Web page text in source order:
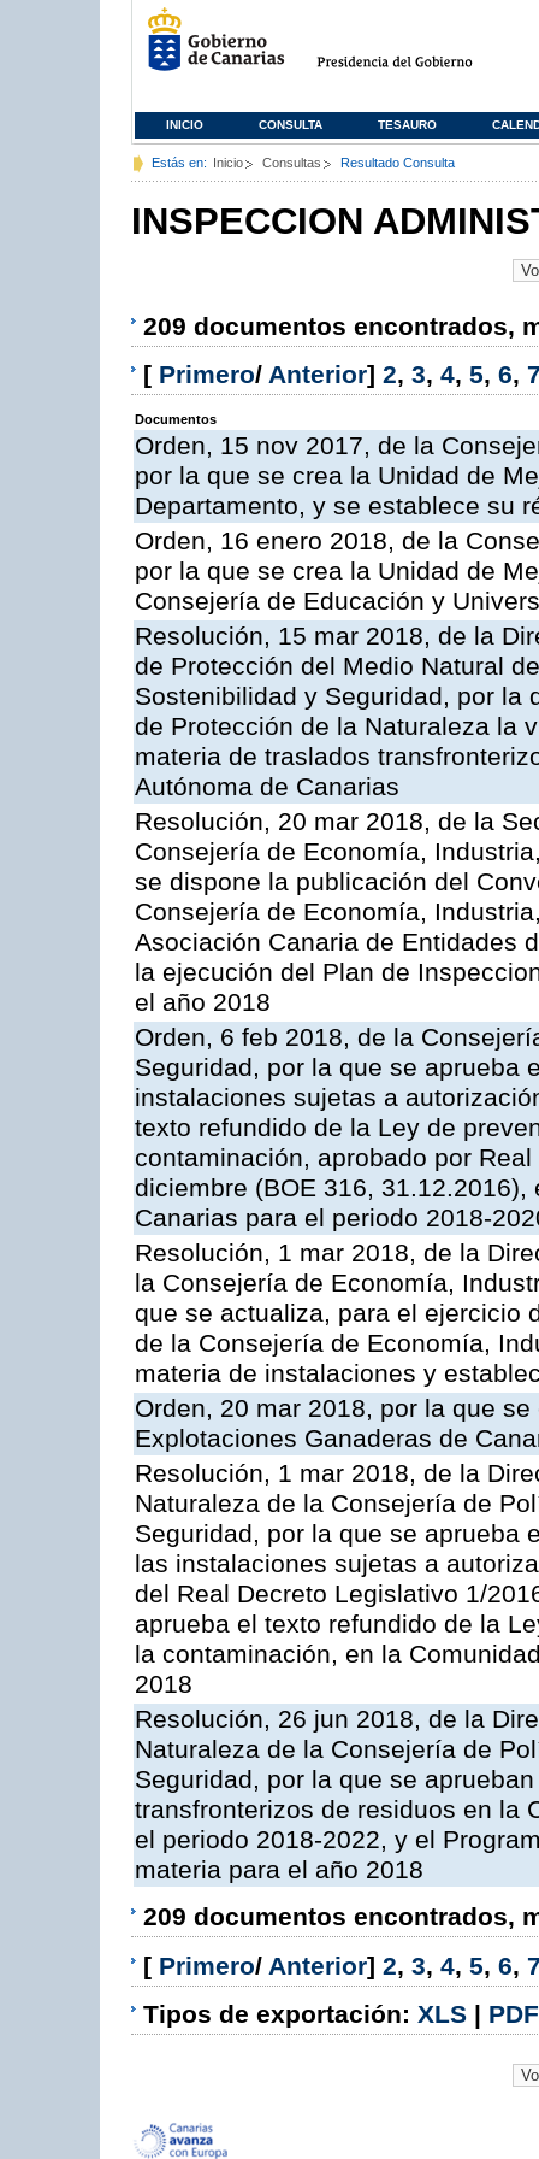
INICIO CONSULTA TESAURO
Estás en: Inicio Consultas Resultado Consulta
INSPECCION
209 documentos encontrados,
[ Primero/ Anterior] 2, 3, 4, 5, 6,
Documentos
Orden, 15 nov 2017, de la
por la que se crea la Unidad de
Departamento, y se establece su
Orden, 16 enero 2018, de la
por la que se crea la Unidad de
Consejería de Educación y
Resolución, 15 mar 2018, de la
de Protección del Medio Natural
Sostenibilidad y Seguridad, por la
de Protección de la Naturaleza la
materia de traslados
Autónoma de Canarias
Resolución, 20 mar 2018, de la
Consejería de Economía,
se dispone la publicación del
Consejería de Economía,
Asociación Canaria de Entidades
la ejecución del Plan de
el año 2018
Orden, 6 feb 2018, de la
Seguridad, por la que se aprueba
instalaciones sujetas a
texto refundido de la Ley de
contaminación, aprobado por
diciembre (BOE 316,
Canarias para el periodo 2018-
Resolución, 1 mar 2018, de la
la Consejería de Economía,
que se actualiza, para el ejercicio
de la Consejería de Economía,
materia de instalaciones y
Orden, 20 mar 2018, por la que
Explotaciones Ganaderas de
Resolución, 1 mar 2018, de la
Naturaleza de la Consejería de
Seguridad, por la que se aprueba
las instalaciones sujetas a
del Real Decreto Legislativo 1/
aprueba el texto refundido de la
la contaminación, en la
2018
Resolución, 26 jun 2018, de la
Naturaleza de la Consejería de
Seguridad, por la que se
transfronterizos de residuos en la
el periodo 2018-2022, y el
materia para el año 2018
209 documentos encontrados,
[ Primero/ Anterior] 2, 3, 4, 5, 6,
Tipos de exportación: XLS | PDF